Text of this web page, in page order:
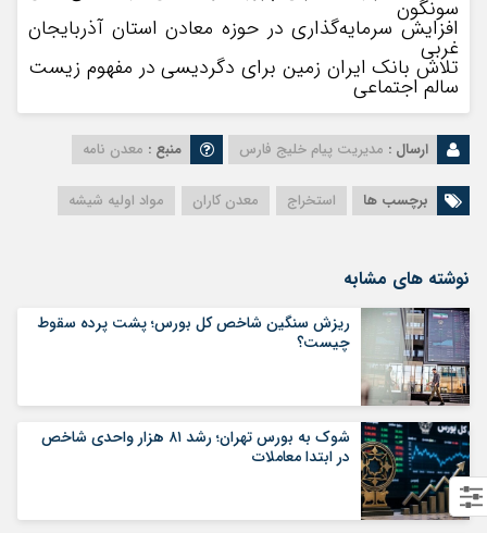
سونگون
افزایش سرمایه‌گذاری در حوزه معادن استان آذربایجان
غربی
تلاش بانک ایران زمین برای دگردیسی در مفهوم زیست
سالم اجتماعی
ارسال : مدیریت پیام خلیج فارس منبع : معدن نامه
برچسب ها استخراج معدن کاران مواد اولیه شیشه
نوشته های مشابه
ریزش سنگین شاخص کل بورس؛ پشت پرده سقوط
چیست؟
شوک به بورس تهران؛ رشد ۸۱ هزار واحدی شاخص
در ابتدا معاملات